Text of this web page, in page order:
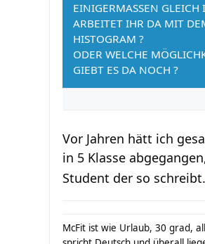
EINIGERMASSEN GLEICH
RBEITET IHR DA MIT
HISTOGRAM ?
ODER WELCHE
GIEBT ES DA NOCH ?
Vor Jahren hätt ich
in 5 Klasse
Student der so schreibt.
McFit ist wie Urlaub, 30 grad,